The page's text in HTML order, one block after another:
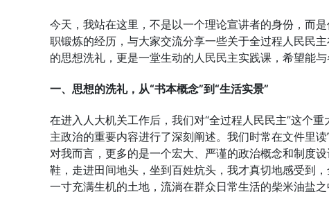
今天，我站在这里，不是以一个理论宣讲者的身份，而
职锻炼的经历，与大家交流分享一些关于全过程人民民
的思想洗礼，更是一堂生动的人民民主实践课，希望能与
一、思想的洗礼，从“书本概念”到“生活实景”
在进入人大机关工作后，我们对“全过程人民民主”这个
主政治的重要内容进行了深刻阐述。我们时常在文件里
对我而言，更多的是一个宏大、严谨的政治概念和制度
鞋，走进田间地头，坐到百姓炕头，我才真切地感受到
一寸充满生机的土地，流淌在群众日常生活的柴米油盐之